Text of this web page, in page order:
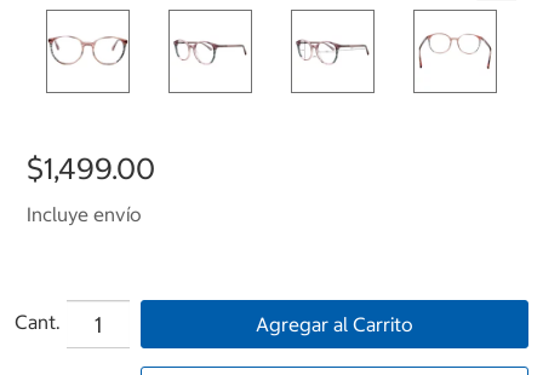
$1,499.00
Incluye envío
Cant. Agregar al Carrito